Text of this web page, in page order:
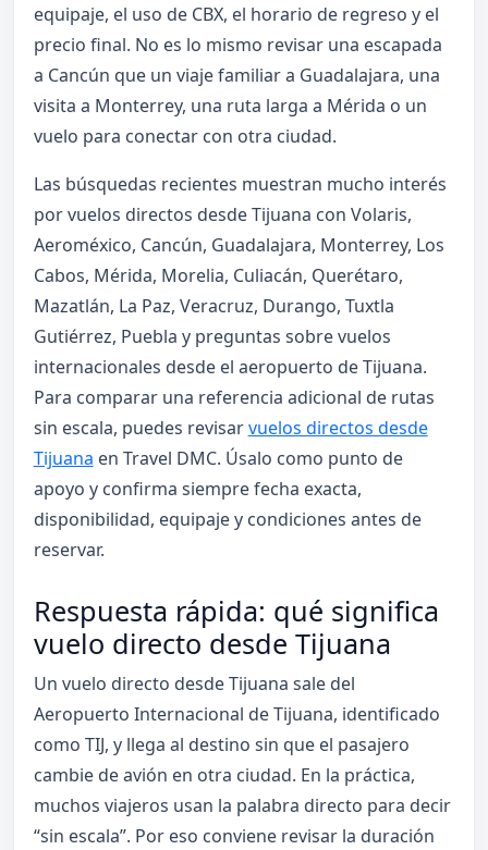
equipaje, el uso de CBX, el horario de regreso y el
precio final. No es lo mismo revisar una escapada
a Cancún que un viaje familiar a Guadalajara, una
visita a Monterrey, una ruta larga a Mérida o un
vuelo para conectar con otra ciudad.
Las búsquedas recientes muestran mucho interés
por vuelos directos desde Tijuana con Volaris,
Aeroméxico, Cancún, Guadalajara, Monterrey, Los
Cabos, Mérida, Morelia, Culiacán, Querétaro,
Mazatlán, La Paz, Veracruz, Durango, Tuxtla
Gutiérrez, Puebla y preguntas sobre vuelos
internacionales desde el aeropuerto de Tijuana.
Para comparar una referencia adicional de rutas
sin escala, puedes revisarvuelos directos desde
Tijuana en Travel DMC. Úsalo como punto de
apoyo y confirma siempre fecha exacta,
disponibilidad, equipaje y condiciones antes de
reservar.
Respuesta rápida: qué significa
vuelo directo desde Tijuana
Un vuelo directo desde Tijuana sale del
Aeropuerto Internacional de Tijuana, identificado
como TIJ, y llega al destino sin que el pasajero
cambie de avión en otra ciudad. En la práctica,
muchos viajeros usan la palabra directo para decir
“sin escala”. Por eso conviene revisar la duración